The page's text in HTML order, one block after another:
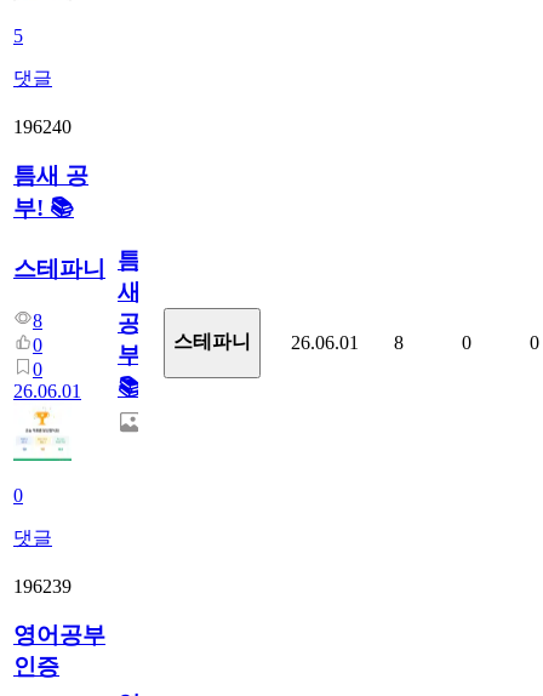
5
댓글
196240
틈새 공
부! 📚
스테파니
8
0
0
26.06.01
0
댓글
틈
새
공
부!
📚
스테파니 26.06.01 8 0 0
196239
영어공부
인증